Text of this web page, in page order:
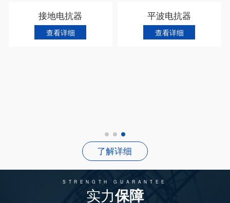
接地电抗器
查看详细
平波电抗器
查看详细
了解详细
STRENGTH GUARANTEE
实力保障